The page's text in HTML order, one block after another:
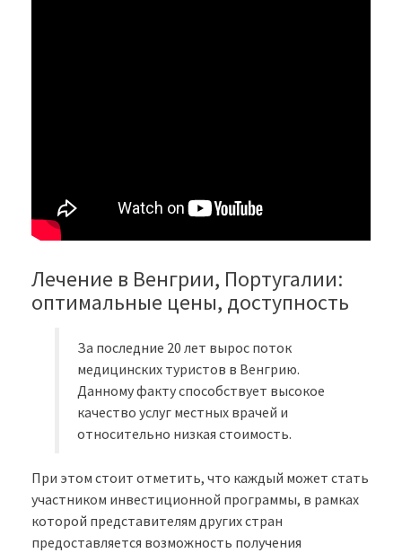
Лечение в Венгрии, Португалии:
оптимальные цены, доступность
За последние 20 лет вырос поток
медицинских туристов в Венгрию.
Данному факту способствует высокое
качество услуг местных врачей и
относительно низкая стоимость.
При этом стоит отметить, что каждый может стать
участником инвестиционной программы, в рамках
которой представителям других стран
предоставляется возможность получения